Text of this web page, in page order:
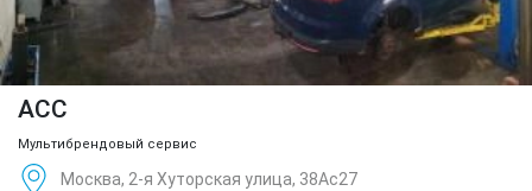
ACC
Мультибрендовый сервис
Москва, 2-я Хуторская улица, 38Ас27